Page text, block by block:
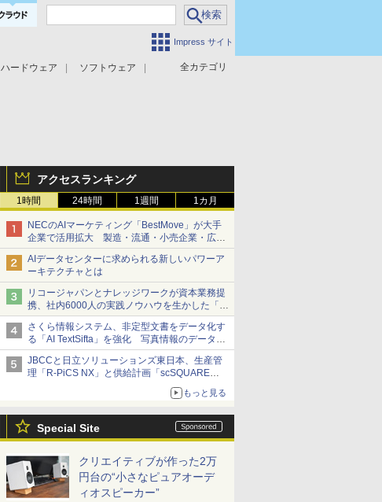
Impress サイト
全カテゴリ
ハードウェア
ソフトウェア
アクセスランキング
1時間 24時間 1週間 1カ月
NECのAIマーケティング「BestMove」が大手
企業で活用拡大 製造・流通・小売企業・広告
代理店などが実装フェーズへ
AIデータセンターに求められる新しいパワーア
ーキテクチャとは
リコージャパンとナレッジワークが資本業務提
携、社内6000人の実践ノウハウを生かした「AI
商談記録 for RICOH」を展開へ
さくら情報システム、非定型文書をデータ化す
る「AI TextSifta」を強化 写真情報のデータ化
などに対応
JBCCと日立ソリューションズ東日本、生産管
理「R-PiCS NX」と供給計画「scSQUARE
もっと見る
Special Site
クリエイティブが作った2万
円台の“小さなピュアオーデ
ィオスピーカー”